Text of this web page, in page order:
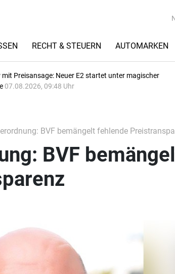
RECHT & STEUERN AUTOMARKEN
mit Preisansage: Neuer E2 startet unter magischer
07.08.2026, 09:48 Uhr
BVF bemängelt fehlende
BVF